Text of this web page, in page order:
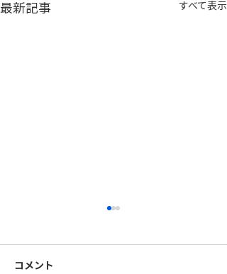
最新記事 すべて表示
コメント